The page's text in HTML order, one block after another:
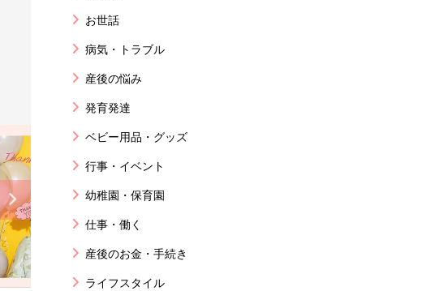
お世話
病気・トラブル
産後の悩み
発育発達
ベビー用品・グッズ
行事・イベント
幼稚園・保育園
仕事・働く
産後のお金・手続き
ライフスタイル